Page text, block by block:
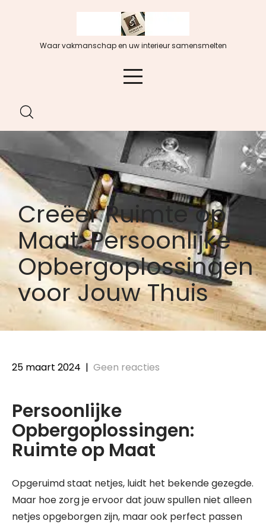
Waar vakmanschap en uw interieur samensmelten
Creëer Ruimte op
Maat: Persoonlijke
Opbergoplossingen
voor Jouw Thuis
25 maart 2024 | Geen reacties
Persoonlijke
Opbergoplossingen:
Ruimte op Maat
Opgeruimd staat netjes, luidt het bekende gezegde.
Maar hoe zorg je ervoor dat jouw spullen niet alleen
netjes opgeborgen zijn, maar ook perfect passen